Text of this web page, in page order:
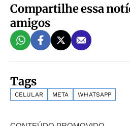
Compartilhe essa
amigos
Tags
CELULAR META WHATSAPP